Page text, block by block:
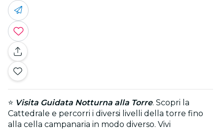
⭐ Visita Guidata Notturna alla Torre. Scopri la
Cattedrale e percorri i diversi livelli della torre fino
alla cella campanaria in modo diverso. Vivi